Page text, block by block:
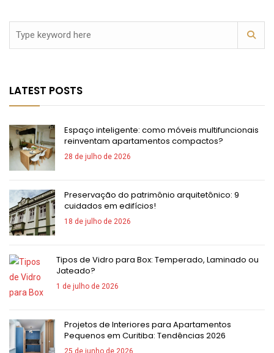
LATEST POSTS
Espaço inteligente: como móveis multifuncionais
reinventam apartamentos compactos?
28 de julho de 2026
Preservação do patrimônio arquitetônico: 9
cuidados em edifícios!
18 de julho de 2026
Tipos de Vidro para Box: Temperado, Laminado ou
Jateado?
1 de julho de 2026
Projetos de Interiores para Apartamentos
Pequenos em Curitiba: Tendências 2026
25 de junho de 2026